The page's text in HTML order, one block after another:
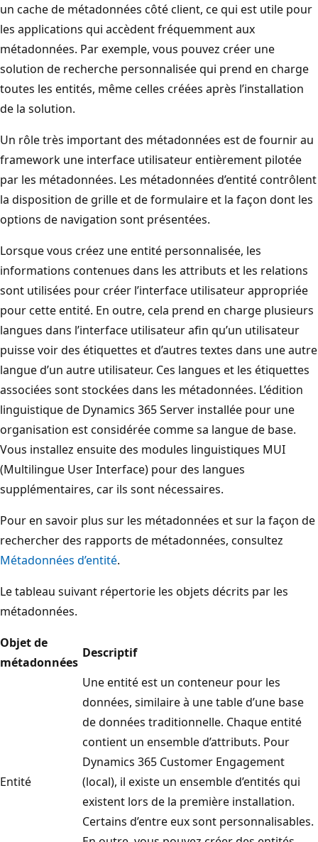
un cache de métadonnées côté client, ce qui est utile pour
les applications qui accèdent fréquemment aux
métadonnées. Par exemple, vous pouvez créer une
solution de recherche personnalisée qui prend en charge
toutes les entités, même celles créées après l’installation
de la solution.
Un rôle très important des métadonnées est de fournir au
framework une interface utilisateur entièrement pilotée
par les métadonnées. Les métadonnées d’entité contrôlent
la disposition de grille et de formulaire et la façon dont les
options de navigation sont présentées.
Lorsque vous créez une entité personnalisée, les
informations contenues dans les attributs et les relations
sont utilisées pour créer l’interface utilisateur appropriée
pour cette entité. En outre, cela prend en charge plusieurs
langues dans l’interface utilisateur afin qu’un utilisateur
puisse voir des étiquettes et d’autres textes dans une autre
langue d’un autre utilisateur. Ces langues et les étiquettes
associées sont stockées dans les métadonnées. L’édition
linguistique de Dynamics 365 Server installée pour une
organisation est considérée comme sa langue de base.
Vous installez ensuite des modules linguistiques MUI
(Multilingue User Interface) pour des langues
supplémentaires, car ils sont nécessaires.
Pour en savoir plus sur les métadonnées et sur la façon de
rechercher des rapports de métadonnées, consultez
Métadonnées d’entité.
Le tableau suivant répertorie les objets décrits par les
métadonnées.
Objet de
métadonnées
Descriptif
Entité
Une entité est un conteneur pour les
données, similaire à une table d’une base
de données traditionnelle. Chaque entité
contient un ensemble d’attributs. Pour
Dynamics 365 Customer Engagement
(local), il existe un ensemble d’entités qui
existent lors de la première installation.
Certains d’entre eux sont personnalisables.